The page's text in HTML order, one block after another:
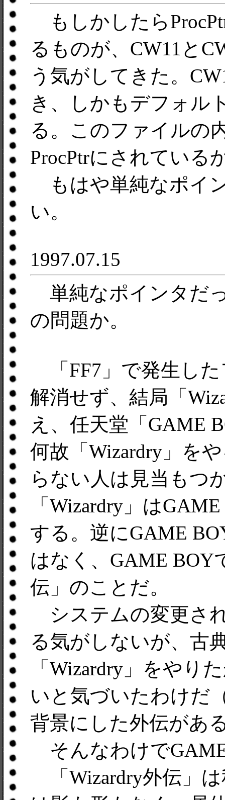
もしかしたら
るものが、CW11と
う気がしてきた。
き、しかもデフォル
る。このファイルの
ProcPtrにされている
もはや単純なポイ
い。
1997.07.15
単純なポインタだ
の問題か。
「FF7」で発生し
解消せず、結局「
え、任天堂「GAME
何故「Wizardry」を
らない人は見当もつ
「Wizardry」は
する。逆にGAME
はなく、GAME BOY
伝」のことだ。
システムの変更さ
る気がしないが、古
「Wizardry」をやり
いと気づいたわけだ
背景にした外伝があ
そんなわけで
「Wizardry外伝」